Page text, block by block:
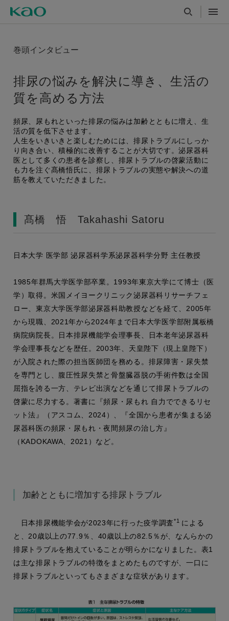
巻頭インタビュー
排尿の悩みを解決に導き、生活の
質を高める方法
頻尿、尿もれといった排尿の悩みは加齢とともに増え、生
活の質を低下させます。
人生をいきいきと楽しむためには、排尿トラブルにしっか
り向き合い、積極的に改善することが大切です。泌尿器科
医として多くの患者を診察し、排尿トラブルの啓蒙活動に
も力を注ぐ髙橋悟氏に、排尿トラブルの実態や解決への道
筋を教えていただきました。
髙橋 悟 Takahashi Satoru
日本大学 医学部 泌尿器科学系泌尿器科学分野 主任教授
1985年群馬大学医学部卒業。1993年東京大学にて博士（医
学）取得。米国メイヨークリニック泌尿器科リサーチフェ
ロー、東京大学医学部泌尿器科助教授などを経て、2005年
から現職、2021年から2024年まで日本大学医学部附属板橋
病院病院長。日本排尿機能学会理事長、日本老年泌尿器科
学会理事長などを歴任。2003年、天皇陛下（現上皇陛下）
が入院された際の担当医師団を務める。排尿障害・尿失禁
を専門とし、腹圧性尿失禁と骨盤臓器脱の手術件数は全国
屈指を誇る一方、テレビ出演などを通じて排尿トラブルの
啓蒙に尽力する。著書に『頻尿・尿もれ 自力でできるリセ
ット法』（アスコム、2024）、『全国から患者が集まる泌
尿器科医の頻尿・尿もれ・夜間頻尿の治し方』
（KADOKAWA、2021）など。
加齢とともに増加する排尿トラブル
日本排尿機能学会が2023年に行った疫学調査*1 による
と、20歳以上の77.9％、40歳以上の82.5％が、なんらかの
排尿トラブルを抱えていることが明らかになりました。表1
は主な排尿トラブルの特徴をまとめたものですが、一口に
排尿トラブルといってもさまざまな症状があります。